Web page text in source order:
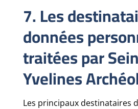
7. Les
données
traitées par
Yvelines
Les principaux destinataires